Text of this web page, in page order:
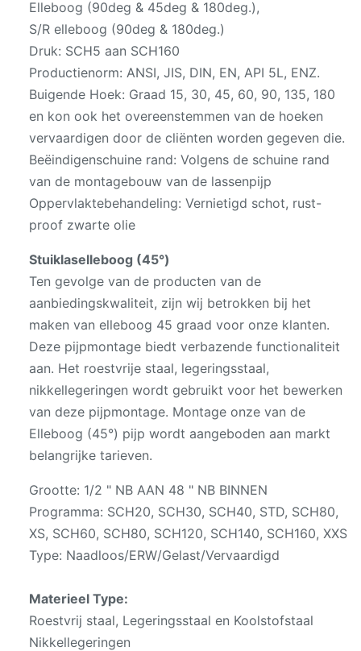
Elleboog (90deg & 45deg & 180deg.),
S/R elleboog (90deg & 180deg.)
Druk: SCH5 aan SCH160
Productienorm: ANSI, JIS, DIN, EN, API 5L, ENZ.
Buigende Hoek: Graad 15, 30, 45, 60, 90, 135, 180
en kon ook het overeenstemmen van de hoeken
vervaardigen door de cliënten worden gegeven die.
Beëindigenschuine rand: Volgens de schuine rand
van de montagebouw van de lassenpijp
Oppervlaktebehandeling: Vernietigd schot, rust-
proof zwarte olie
Stuiklaselleboog (45°)
Ten gevolge van de producten van de
aanbiedingskwaliteit, zijn wij betrokken bij het
maken van elleboog 45 graad voor onze klanten.
Deze pijpmontage biedt verbazende functionaliteit
aan. Het roestvrije staal, legeringsstaal,
nikkellegeringen wordt gebruikt voor het bewerken
van deze pijpmontage. Montage onze van de
Elleboog (45°) pijp wordt aangeboden aan markt
belangrijke tarieven.
Grootte: 1/2 " NB AAN 48 " NB BINNEN
Programma: SCH20, SCH30, SCH40, STD, SCH80,
XS, SCH60, SCH80, SCH120, SCH140, SCH160, XXS
Type: Naadloos/ERW/Gelast/Vervaardigd
Materieel Type:
Roestvrij staal, Legeringsstaal en Koolstofstaal
Nikkellegeringen